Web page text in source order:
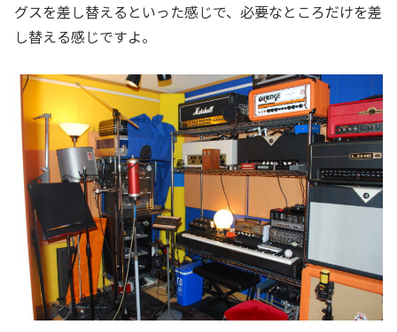
グスを差し替えるといった感じで、必要なところだけを差
し替える感じですよ。